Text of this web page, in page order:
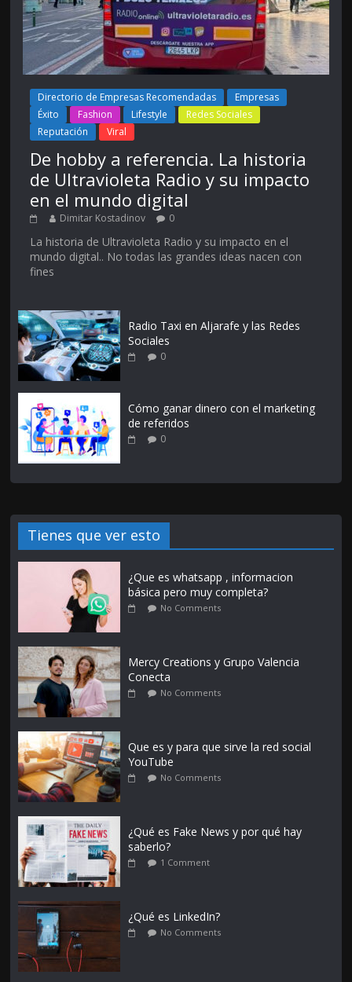
Directorio de Empresas Recomendadas
Empresas
Éxito
Fashion Lifestyle
Redes Sociales
Reputación
Viral
De hobby a referencia. La historia
de Ultravioleta Radio y su impacto
en el mundo digital
Dimitar Kostadinov 0
La historia de Ultravioleta Radio y su impacto en el
mundo digital.. No todas las grandes ideas nacen con
fines
Radio Taxi en Aljarafe y las Redes
Sociales
0
Cómo ganar dinero con el marketing
de referidos
0
Tienes que ver esto
¿Que es whatsapp , informacion
básica pero muy completa?
No Comments
Mercy Creations y Grupo Valencia
Conecta
No Comments
Que es y para que sirve la red social
YouTube
No Comments
¿Qué es Fake News y por qué hay
saberlo?
1 Comment
¿Qué es LinkedIn?
No Comments